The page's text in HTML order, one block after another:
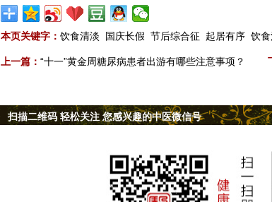
本页关键字： 饮食清淡 国庆长假 节后综合征 起居有序 饮
上一篇： “十一”黄金周糖尿病患者出游有哪些注意事项？
扫描二维码 轻松关注 您感兴趣的中医微信号